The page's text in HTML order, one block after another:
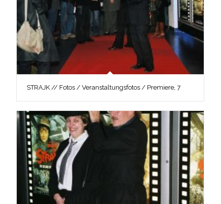
STRAJK // Fotos / Veranstaltungsfotos / Premiere, 7